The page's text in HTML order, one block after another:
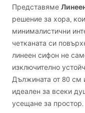
Представяме
решение за хора,
минималистични
четканата си
линеен сифон не
изключително
Дължината от 80 см
идеален за всеки
усещане за простор.